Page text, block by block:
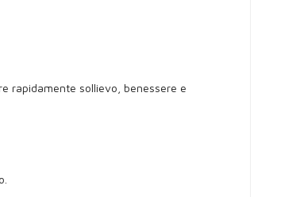
rapidamente sollievo, benessere e